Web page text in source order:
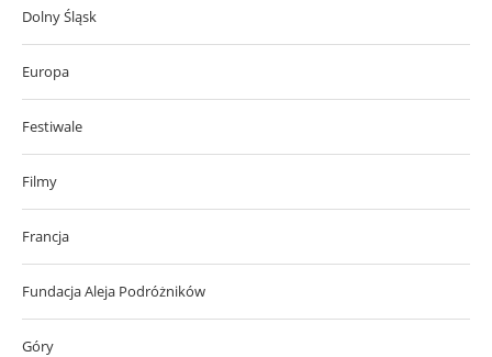
Dolny Śląsk
Europa
Festiwale
Filmy
Francja
Fundacja Aleja Podróżników
Góry